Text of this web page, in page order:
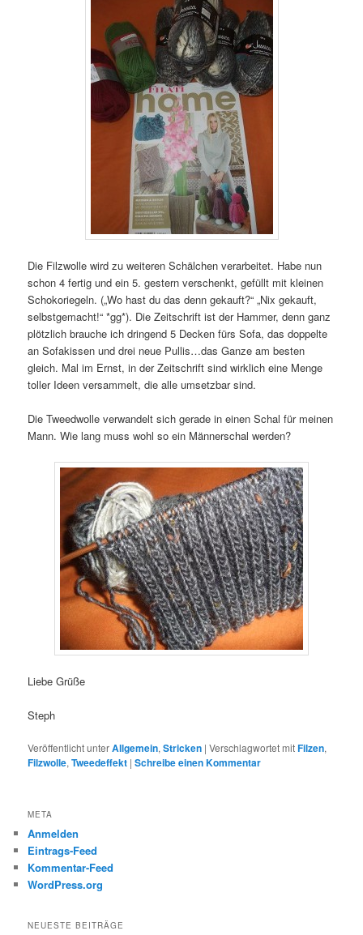
Die Filzwolle wird zu weiteren Schälchen verarbeitet. Habe nun
schon 4 fertig und ein 5. gestern verschenkt, gefüllt mit kleinen
Schokoriegeln. („Wo hast du das denn gekauft?“ „Nix gekauft,
selbstgemacht!“ *gg*). Die Zeitschrift ist der Hammer, denn ganz
plötzlich brauche ich dringend 5 Decken fürs Sofa, das doppelte
an Sofakissen und drei neue Pullis…das Ganze am besten
gleich. Mal im Ernst, in der Zeitschrift sind wirklich eine Menge
toller Ideen versammelt, die alle umsetzbar sind.
Die Tweedwolle verwandelt sich gerade in einen Schal für meinen
Mann. Wie lang muss wohl so ein Männerschal werden?
Liebe Grüße
Steph
Veröffentlicht unterAllgemein,Stricken |Verschlagwortet mitFilzen,
Filzwolle,Tweedeffekt |Schreibe einen Kommentar
META
Anmelden
Eintrags-Feed
Kommentar-Feed
WordPress.org
NEUESTE BEITRÄGE